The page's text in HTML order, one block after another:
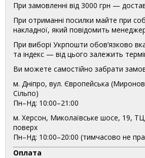
При замовленні від 3000 грн —
При отриманні посилки майте при
накладної, який повідомить менеджер
При виборі Укрпошти обов’язково
та індекс — від цього залежить
Ви можете самостійно забрати
м. Дніпро, вул. Європейська
Сільпо)
Пн–Нд: 10:00–21:00
м. Херсон, Миколаївське шосе, 19,
поверх
Пн–Нд: 10:00–20:00 (тимчасово не
Оплата